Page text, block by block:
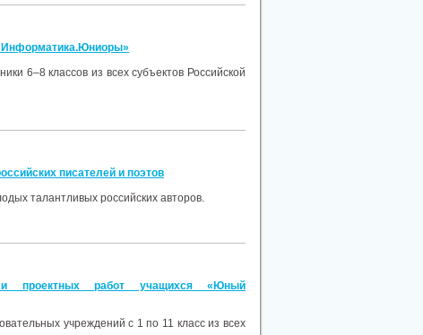
6–8 классов из всех субъектов Российской
писателей и поэтов
талантливых российских авторов.
и проектных работ учащихся «Юный
учреждений с 1 по 11 класс из всех